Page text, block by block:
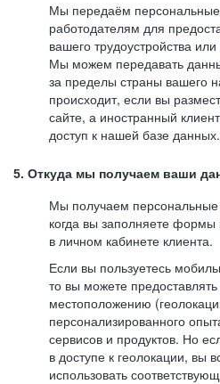
Мы передаём
работодателям для
вашего трудоустройства
Мы можем передавать
за пределы страны вашего
происходит, если вы
сайте, а иностранный
доступ к нашей базе данных.
5. Откуда мы получаем ваши
Мы получаем
когда вы заполняете
в личном кабинете клиента.
Если вы пользуетесь
то вы можете
местоположению
персонализированного
сервисов и продуктов. Но
в доступе к геолокации, вы
использовать